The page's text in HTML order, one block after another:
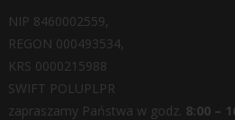
NIP 8460002559,
REGON 000493534,
KRS 0000215988
SWIFT POLUPLPR
zapraszamy Państwa w godz. 8:00 –